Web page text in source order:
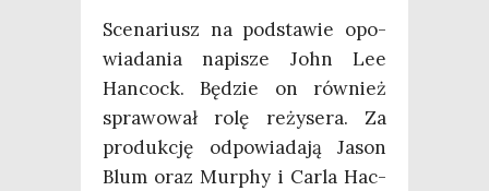
Sce­na­riusz na pod­sta­wie opo­
wia­da­nia napi­sze John Lee
Han­cock. Będzie on rów­nież
spra­wo­wał rolę reży­se­ra. Za
pro­duk­cję odpo­wia­da­ją Jason
Blum oraz Mur­phy i Car­la Hac­